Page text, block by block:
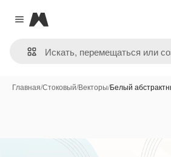
Close menu
Magnific
Главная/Стоковый/Векторы/Белый